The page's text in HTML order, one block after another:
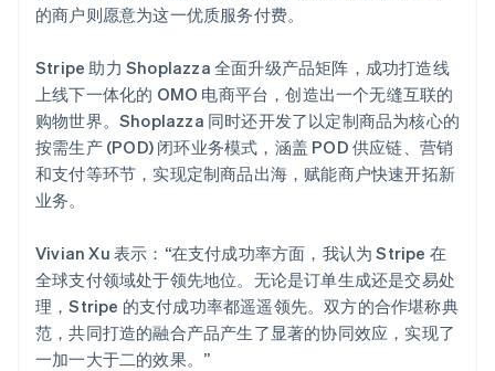
的商户则愿意为这一优质服务付费。
Stripe 助力 Shoplazza 全面升级产品矩阵，成功打造线
上线下一体化的 OMO 电商平台，创造出一个无缝互联的
购物世界。Shoplazza 同时还开发了以定制商品为核心的
按需生产 (POD) 闭环业务模式，涵盖 POD 供应链、营销
和支付等环节，实现定制商品出海，赋能商户快速开拓新
业务。
Vivian Xu 表示：“在支付成功率方面，我认为 Stripe 在
全球支付领域处于领先地位。无论是订单生成还是交易处
理，Stripe 的支付成功率都遥遥领先。双方的合作堪称典
范，共同打造的融合产品产生了显著的协同效应，实现了
一加一大于二的效果。”